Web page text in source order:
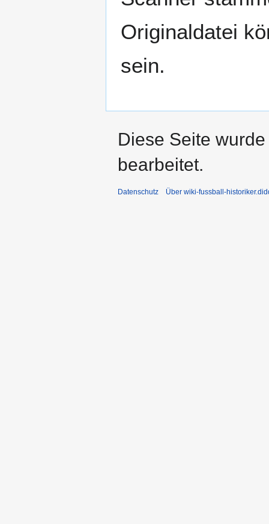
Originaldatei
sein.
Diese Seite
bearbeitet.
Datenschutz Über wiki-fussball-